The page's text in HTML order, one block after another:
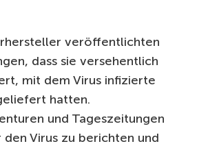
veröffentlichten
dass sie versehentlich
mit dem Virus infizierte
hatten.
und Tageszeitungen
Virus zu berichten und